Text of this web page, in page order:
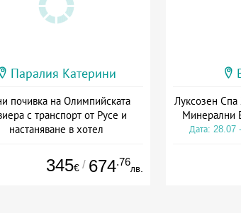
Паралия Катерини
почивка на Олимпийската
с транспорт от Русе и
настаняване в хотел
345€ / 674.76
лв.
Луксозен Спа
Минерални
Дата: 28.07